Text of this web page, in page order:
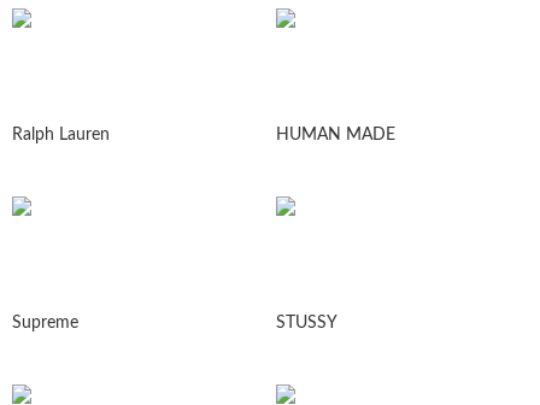
Ralph Lauren HUMAN MADE
Supreme STUSSY